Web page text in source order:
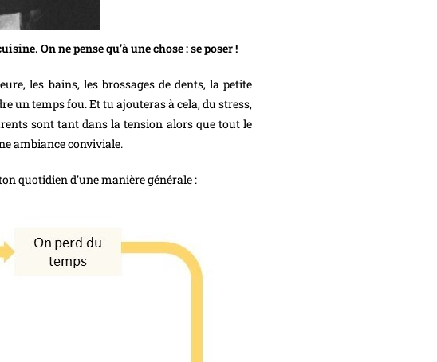
On ne pense qu’à une chose : se poser !
les bains, les brossages de dents, la petite
un temps fou. Et tu ajouteras à cela, du stress,
sont tant dans la tension alors que tout le
ambiance conviviale.
quotidien d’une manière générale :